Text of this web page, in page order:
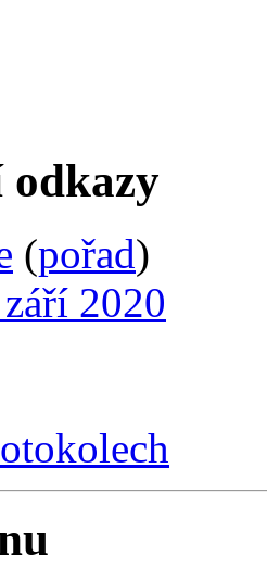
odkazy
(pořad)
2020